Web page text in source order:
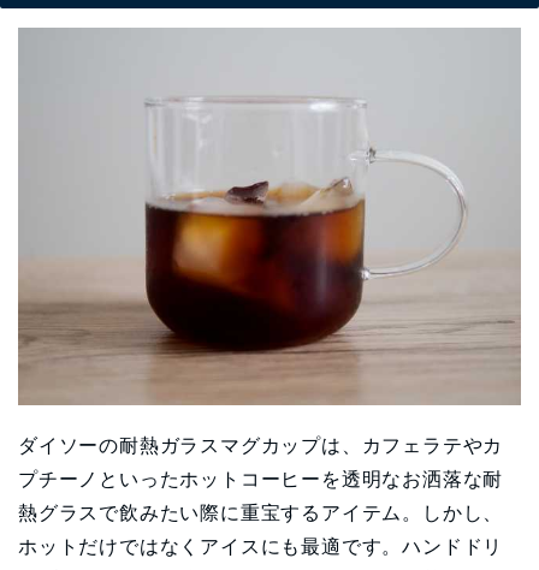
ダイソーの耐熱ガラスマグカップは、カフェラテやカ
プチーノといったホットコーヒーを透明なお洒落な耐
熱グラスで飲みたい際に重宝するアイテム。しかし、
ホットだけではなくアイスにも最適です。ハンドドリ